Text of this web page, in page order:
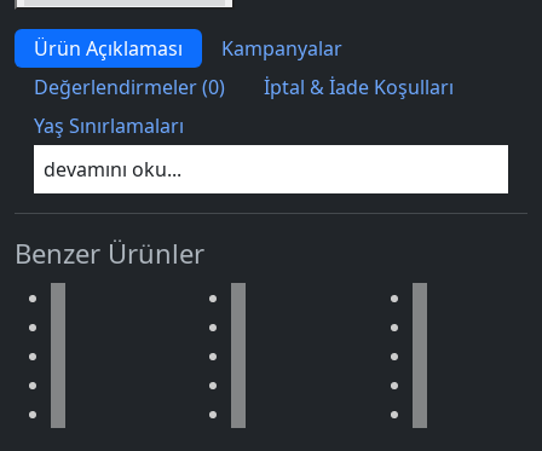
Ürün Açıklaması
Kampanyalar
Değerlendirmeler (0)
İptal & İade Koşulları
Yaş Sınırlamaları
devamını oku...
Benzer Ürünler